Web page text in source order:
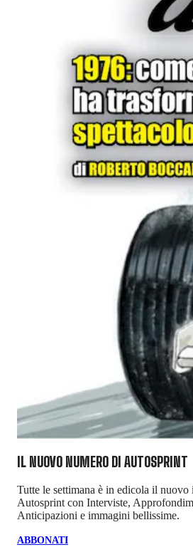
IL NUOVO NUMERO DI AUTOSPRINT
Tutte le settimana è in edicola il
Autosprint con Interviste,
Anticipazioni e immagini bellissime.
ABBONATI